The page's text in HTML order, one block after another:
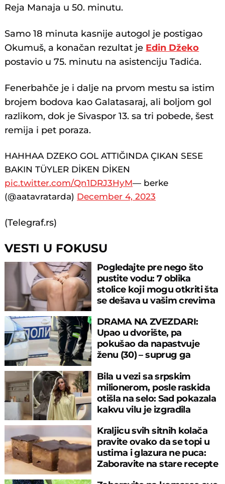
Reja Manaja u 50. minutu.
Samo 18 minuta kasnije autogol je postigao
Okumuš, a konačan rezultat je Edin Džeko
postavio u 75. minutu na asistenciju Tadića.
Fenerbahče je i dalje na prvom mestu sa istim
brojem bodova kao Galatasaraj, ali boljom gol
razlikom, dok je Sivaspor 13. sa tri pobede, šest
remija i pet poraza.
HAHHAA DZEKO GOL ATTIĞINDA ÇIKAN SESE
BAKIN TÜYLER DİKEN DİKEN
pic.twitter.com/Qn1DRJ3HyM— berke
(@aatavratarda) December 4, 2023
(Telegraf.rs)
VESTI U FOKUSU
Pogledajte pre nego što
pustite vodu: 7 oblika
stolice koji mogu otkriti šta
se dešava u vašim crevima
DRAMA NA ZVEZDARI:
Upao u dvorište, pa
pokušao da napastvuje
ženu (30) – suprug ga
Bila u vezi sa srpskim
milionerom, posle raskida
otišla na selo: Sad pokazala
kakvu vilu je izgradila
Kraljicu svih sitnih kolača
pravite ovako da se topi u
ustima i glazura ne puca:
Zaboravite na stare recepte